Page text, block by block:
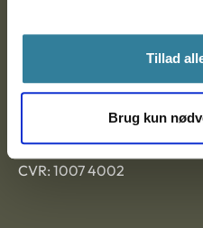
Tillad
Brug kun
Ankestyrelsen
EAN: 57 98 000 35 48 21
CVR: 1007 4002